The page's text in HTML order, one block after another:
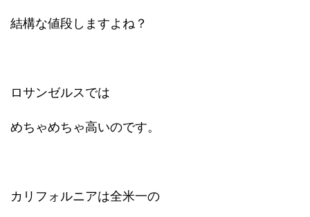
結構な値段しますよね？
ロサンゼルスでは
めちゃめちゃ高いのです。
カリフォルニアは全米一の